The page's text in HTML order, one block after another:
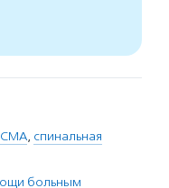
СМА, спинальная
больным